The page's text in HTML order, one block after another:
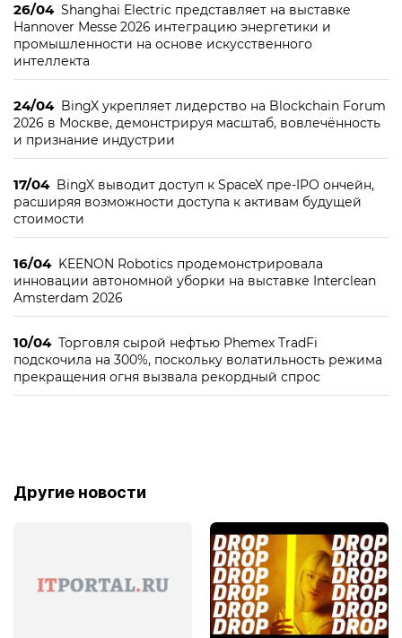
26/04 Shanghai Electric представляет на выставке
Hannover Messe 2026 интеграцию энергетики и
промышленности на основе искусственного
интеллекта
24/04 BingX укрепляет лидерство на Blockchain Forum
2026 в Москве, демонстрируя масштаб, вовлечённость
и признание индустрии
17/04 BingX выводит доступ к SpaceX пре-IPO ончейн,
расширяя возможности доступа к активам будущей
стоимости
16/04 KEENON Robotics продемонстрировала
инновации автономной уборки на выставке Interclean
Amsterdam 2026
10/04 Торговля сырой нефтью Phemex TradFi
подскочила на 300%, поскольку волатильность режима
прекращения огня вызвала рекордный спрос
Другие новости